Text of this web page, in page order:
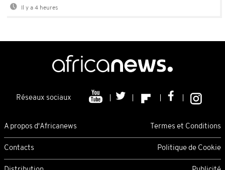
Il y a 4 heures
Réseaux sociaux
A propos d'Africanews Termes et Conditions
Contacts Politique de Cookie